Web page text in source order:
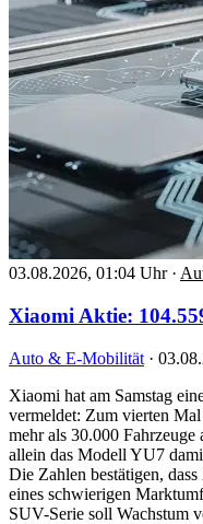
03.08.2026, 01:04 Uhr ·
Xiaomi Aktie:
Auto & E-Mobilität ·
Xiaomi hat am Samstag
vermeldet: Zum vierten
mehr als 30.000
allein das Modell YU7
Die Zahlen bestätigen,
eines schwierigen
SUV-Serie soll Wachstum